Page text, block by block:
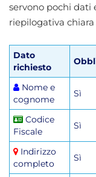
servono pochi dati
riepilogativa
Dato
richiesto
Nome e
cognome
Sì
Codice
Fiscale
Sì
Indirizzo
completo
Sì